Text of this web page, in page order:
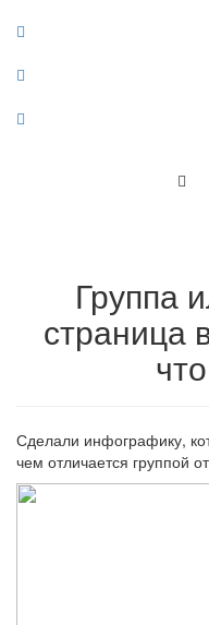
Группа
страница
Сделали инфографику,
чем отличается группой